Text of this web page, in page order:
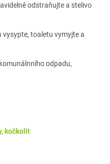
odstraňujte a stelivo
vysypte, toaletu vymyjte a
odpadu,
kočkolit